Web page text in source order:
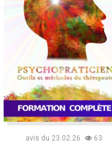
avis du 23.02.26 63